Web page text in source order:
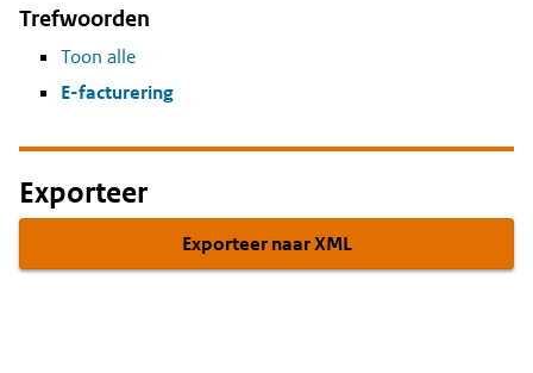
Trefwoorden
Toon alle
E-facturering
Exporteer
Exporteer naar XML